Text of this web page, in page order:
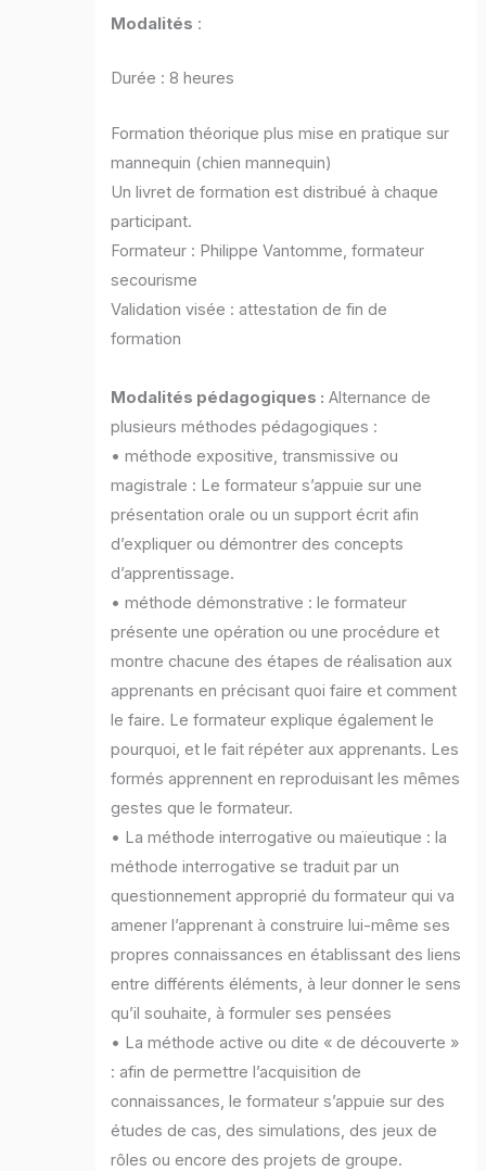
Modalités :
Durée : 8 heures
Formation théorique plus mise en pratique sur
mannequin (chien mannequin)
Un livret de formation est distribué à chaque
participant.
Formateur : Philippe Vantomme, formateur
secourisme
Validation visée : attestation de fin de
formation
Modalités pédagogiques : Alternance de
plusieurs méthodes pédagogiques :
• méthode expositive, transmissive ou
magistrale : Le formateur s’appuie sur une
présentation orale ou un support écrit afin
d’expliquer ou démontrer des concepts
d’apprentissage.
• méthode démonstrative : le formateur
présente une opération ou une procédure et
montre chacune des étapes de réalisation aux
apprenants en précisant quoi faire et comment
le faire. Le formateur explique également le
pourquoi, et le fait répéter aux apprenants. Les
formés apprennent en reproduisant les mêmes
gestes que le formateur.
• La méthode interrogative ou maïeutique : la
méthode interrogative se traduit par un
questionnement approprié du formateur qui va
amener l’apprenant à construire lui-même ses
propres connaissances en établissant des liens
entre différents éléments, à leur donner le sens
qu’il souhaite, à formuler ses pensées
• La méthode active ou dite « de découverte »
: afin de permettre l’acquisition de
connaissances, le formateur s’appuie sur des
études de cas, des simulations, des jeux de
rôles ou encore des projets de groupe.